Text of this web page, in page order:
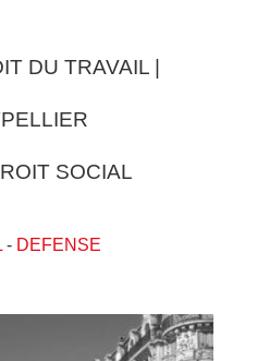
DU TRAVAIL |
SOCIAL
- DEFENSE